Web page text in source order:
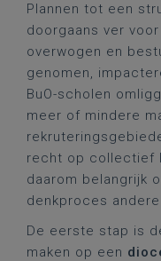
Plannen tot een
doorgaans ver
overwogen en
genomen,
BuO-scholen
meer of mindere
recht op collectief
daarom belangrijk
denkproces
De eerste stap is
maken op een